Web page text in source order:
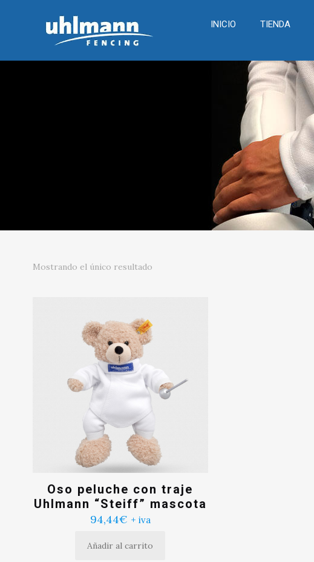
INICIO TIENDA
Mostrando el único resultado
Oso peluche con traje
Uhlmann “Steiff” mascota
94,44€ + iva
Añadir al carrito